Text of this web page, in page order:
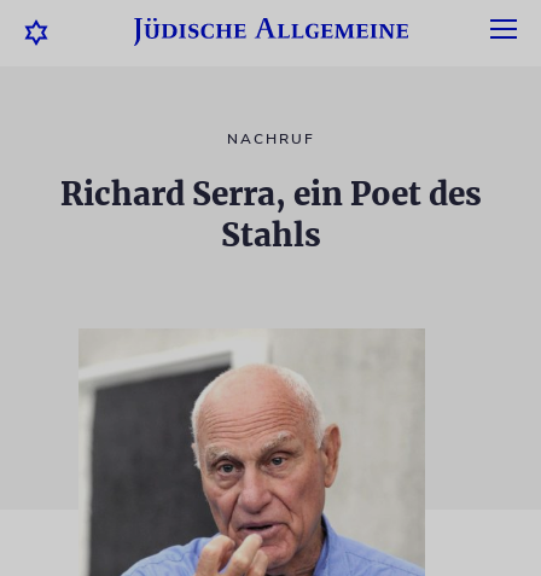
NACHRUF
Richard Serra, ein Poet des
Stahls